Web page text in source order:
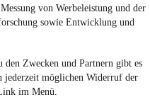
von Werbeleistung und der
sowie Entwicklung und
Zwecken und Partnern gibt es
jederzeit möglichen Widerruf der
im Menü.